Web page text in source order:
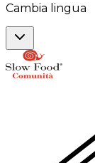
Cambia lingua